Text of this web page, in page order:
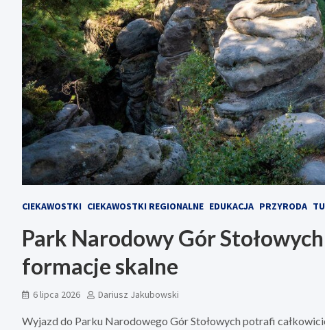
CIEKAWOSTKI CIEKAWOSTKI REGIONALNE EDUKACJA PRZYRODA
Park Narodowy Gór
formacje skalne
6 lipca 2026 Dariusz Jakubowski
Wyjazd do Parku Narodowego Gór Stołowych potrafi